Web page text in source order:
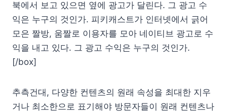
북에서 보고 있으면 옆에 광고가 달린다. 그 광고 수
익은 누구의 것인가. 피키캐스트가 인터넷에서 긁어
모은 짤방, 움짤로 이용자를 모아 네이티브 광고로 수
익을 내고 있다. 그 광고 수익은 누구의 것인가.
[/box]
추측건대, 다양한 컨텐츠의 원래 속성을 최대한 지우
거나 최소한으로 표기해야 방문자들이 원래 컨텐츠나